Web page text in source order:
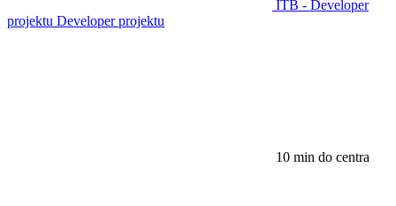
ITB - Developer
projektu Developer projektu
10 min do centra